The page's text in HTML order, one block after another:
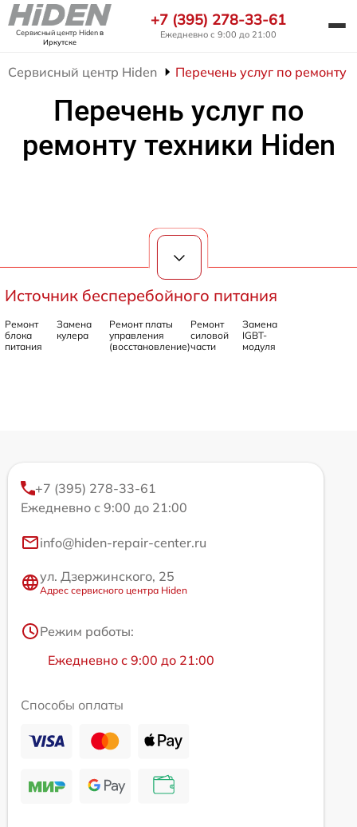
Сервисный центр Hidenв
Иркутске
+7 (395) 278-33-61
Ежедневно с 9:00 до 21:00
Сервисный центр Hiden Перечень услуг по ремонту
Перечень услуг по
ремонту техники Hiden
Источник бесперебойного питания
Ремонт
блока
питания
Замена
кулера
Ремонт платы
управления
(восстановление)
Ремонт
силовой
части
Замена
IGBT-
модуля
+7 (395) 278-33-61
Ежедневно с 9:00 до 21:00
info@hiden-repair-center.ru
ул. Дзержинского, 25
Адрес сервисного центра Hiden
Режим работы:
Ежедневно с 9:00 до 21:00
Способы оплаты